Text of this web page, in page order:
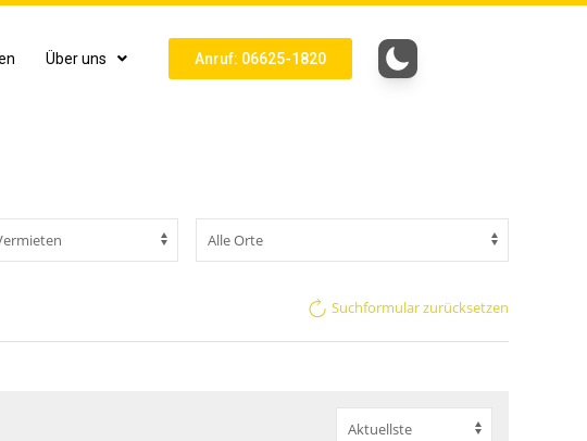
Über uns Anruf: 06625-1820
Suchformular zurücksetzen